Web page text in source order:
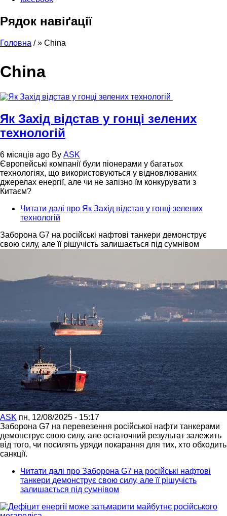
Рядок навіґації
Головна / China
China
Як Захід відстав у гонці зелених
технологій
6 місяців ago By ASK
Європейські компанії були піонерами у багатьох
технологіях, що використовуються у відновлюваних
джерелах енергії, але чи не запізно їм конкурувати з
Китаєм?
Читати далі про Як Захід відстав у гонці зелених
технологій
Заборона G7 на російські нафтові танкери демонструє
свою силу, але її рішучість залишається під сумнівом
ASK пн, 12/08/2025 - 15:17
Заборона G7 на перевезення російської нафти танкерами
демонструє свою силу, але остаточний результат залежить
від того, чи посилять уряди покарання для тих, хто обходить
санкції.
Читати далі про Заборона G7 на російські нафтові
танкери демонструє свою силу, але її рішучість
залишається під сумнівом